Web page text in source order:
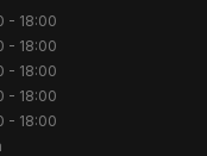
- 18:00
- 18:00
- 18:00
- 18:00
- 18:00